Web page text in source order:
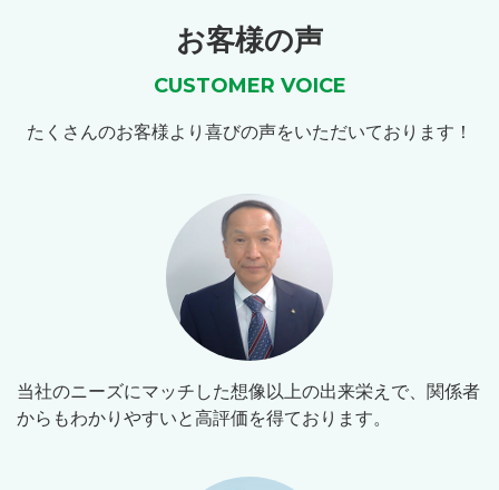
お客様の声
CUSTOMER VOICE
たくさんのお客様より喜びの声をいただいております！
当社のニーズにマッチした想像以上の出来栄えで、関係者
からもわかりやすいと高評価を得ております。